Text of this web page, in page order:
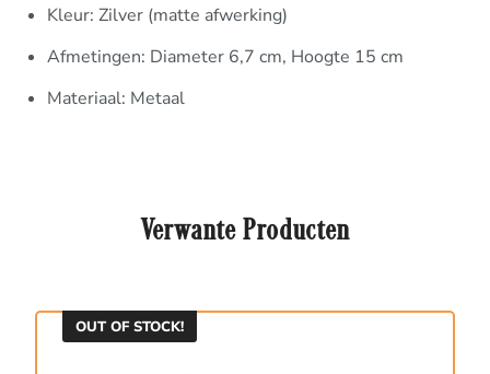
Kleur: Zilver (matte afwerking)
Afmetingen: Diameter 6,7 cm, Hoogte 15 cm
Materiaal: Metaal
Verwante Producten
OUT OF STOCK!